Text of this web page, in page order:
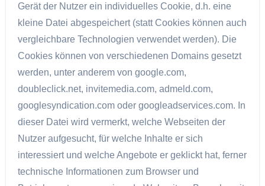
Gerät der Nutzer ein individuelles Cookie, d.h. eine
kleine Datei abgespeichert (statt Cookies können auch
vergleichbare Technologien verwendet werden). Die
Cookies können von verschiedenen Domains gesetzt
werden, unter anderem von google.com,
doubleclick.net, invitemedia.com, admeld.com,
googlesyndication.com oder googleadservices.com. In
dieser Datei wird vermerkt, welche Webseiten der
Nutzer aufgesucht, für welche Inhalte er sich
interessiert und welche Angebote er geklickt hat, ferner
technische Informationen zum Browser und